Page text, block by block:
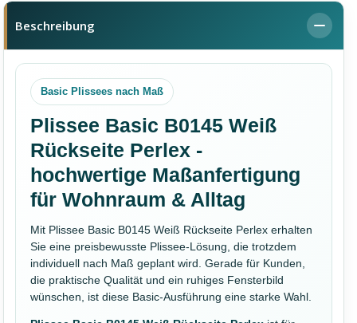
Beschreibung
Basic Plissees nach Maß
Plissee Basic B0145 Weiß
Rückseite Perlex -
hochwertige Maßanfertigung
für Wohnraum & Alltag
Mit Plissee Basic B0145 Weiß Rückseite Perlex erhalten
Sie eine preisbewusste Plissee-Lösung, die trotzdem
individuell nach Maß geplant wird. Gerade für Kunden,
die praktische Qualität und ein ruhiges Fensterbild
wünschen, ist diese Basic-Ausführung eine starke Wahl.